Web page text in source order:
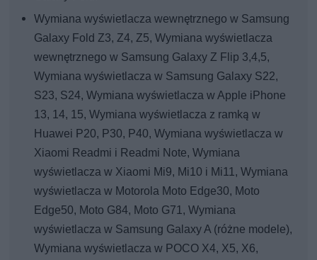
Wymiana wyświetlacza wewnętrznego w Samsung
Galaxy Fold Z3, Z4, Z5, Wymiana wyświetlacza
wewnętrznego w Samsung Galaxy Z Flip 3,4,5,
Wymiana wyświetlacza w Samsung Galaxy S22,
S23, S24, Wymiana wyświetlacza w Apple iPhone
13, 14, 15, Wymiana wyświetlacza z ramką w
Huawei P20, P30, P40, Wymiana wyświetlacza w
Xiaomi Readmi i Readmi Note, Wymiana
wyświetlacza w Xiaomi Mi9, Mi10 i Mi11, Wymiana
wyświetlacza w Motorola Moto Edge30, Moto
Edge50, Moto G84, Moto G71, Wymiana
wyświetlacza w Samsung Galaxy A (różne modele),
Wymiana wyświetlacza w POCO X4, X5, X6,